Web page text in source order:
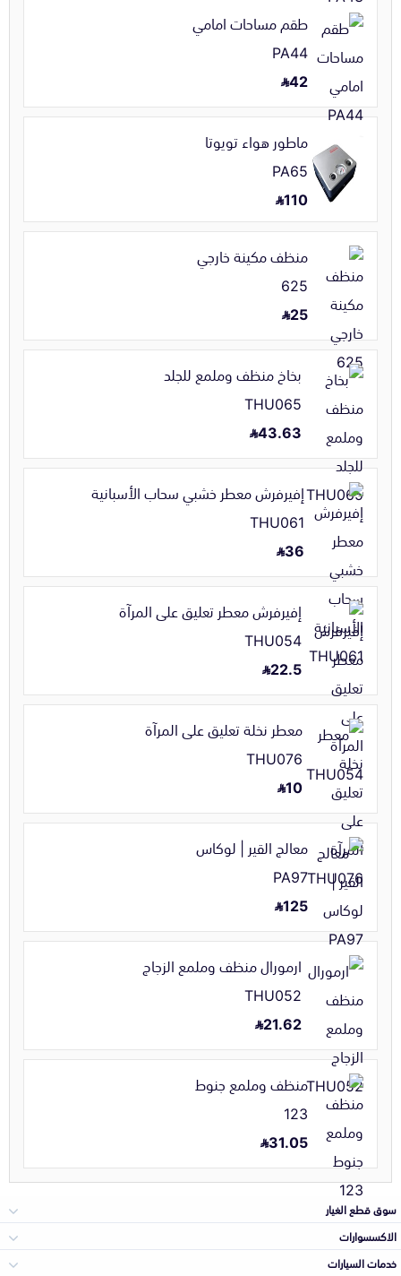
طقم مساحات امامي
PA44
42
ماطور هواء تويوتا
PA65
110
منظف مكينة خارجي
625
25
بخاخ منظف وملمع للجلد
THU065
43.63
إفيرفرش معطر خشبي سحاب الأسبانية
THU061
36
إفيرفرش معطر تعليق على المرآة
THU054
22.5
معطر نخلة تعليق على المرآة
THU076
10
معالج القير | لوكاس
PA97
125
ارمورال منظف وملمع الزجاج
THU052
21.62
منظف وملمع جنوط
123
31.05
سوق قطع الغيار
الصدامات و الشبوك
الاكسسوارات
خدمات السيارات